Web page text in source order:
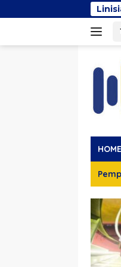
ke
Surplus Rp130 Miliar
HOME